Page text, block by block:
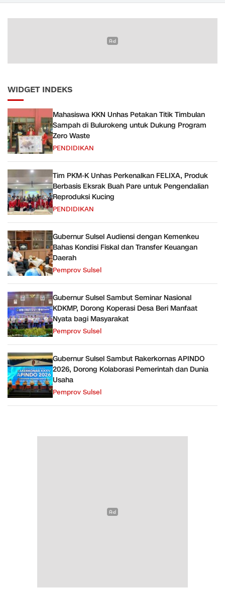
WIDGET INDEKS
Mahasiswa KKN Unhas Petakan Titik Timbulan
Sampah di Bulurokeng untuk Dukung Program
Zero Waste
PENDIDIKAN
Tim PKM-K Unhas Perkenalkan FELIXA, Produk
Berbasis Eksrak Buah Pare untuk Pengendalian
Reproduksi Kucing
PENDIDIKAN
Gubernur Sulsel Audiensi dengan Kemenkeu
Bahas Kondisi Fiskal dan Transfer Keuangan
Daerah
Pemprov Sulsel
Gubernur Sulsel Sambut Seminar Nasional
KDKMP, Dorong Koperasi Desa Beri Manfaat
Nyata bagi Masyarakat
Pemprov Sulsel
Gubernur Sulsel Sambut Rakerkornas APINDO
2026, Dorong Kolaborasi Pemerintah dan Dunia
Usaha
Pemprov Sulsel